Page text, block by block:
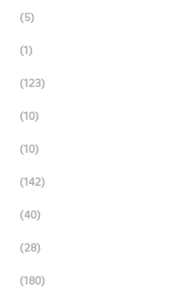
(5)
(1)
(123)
(10)
(10)
(142)
(40)
(28)
(180)